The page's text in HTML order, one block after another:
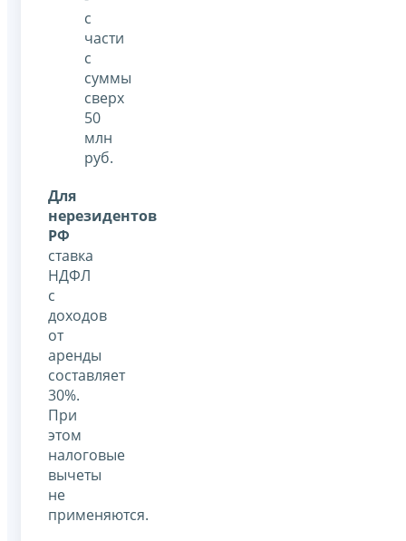
с
части
с
суммы
сверх
50
млн
руб.
Для
нерезидентов
РФ
ставка
НДФЛ
с
доходов
от
аренды
составляет
30%.
При
этом
налоговые
вычеты
не
применяются.